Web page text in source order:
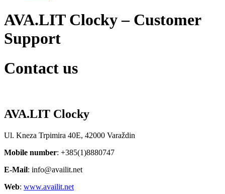
AVA.LIT Clocky – Customer
Support
Contact us
AVA.LIT Clocky
Ul. Kneza Trpimira 40E, 42000 Varaždin
Mobile number: +385(1)8880747
E-Mail: info@availit.net
Web: www.availit.net